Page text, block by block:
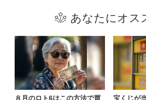
あなたにオス
８月のロト6はこの方法で買
宝くじが